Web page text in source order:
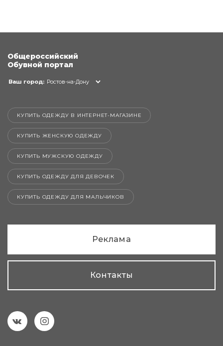
Общероссийский
Обувной портал
Ваш город: Ростов-на-Дону
КУПИТЬ ОДЕЖДУ В ИНТЕРНЕТ-МАГАЗИНЕ
КУПИТЬ ЖЕНСКУЮ ОДЕЖДУ
КУПИТЬ МУЖСКУЮ ОДЕЖДУ
КУПИТЬ ОДЕЖДУ ДЛЯ ДЕВОЧЕК
КУПИТЬ ОДЕЖДУ ДЛЯ МАЛЬЧИКОВ
Реклама
Контакты